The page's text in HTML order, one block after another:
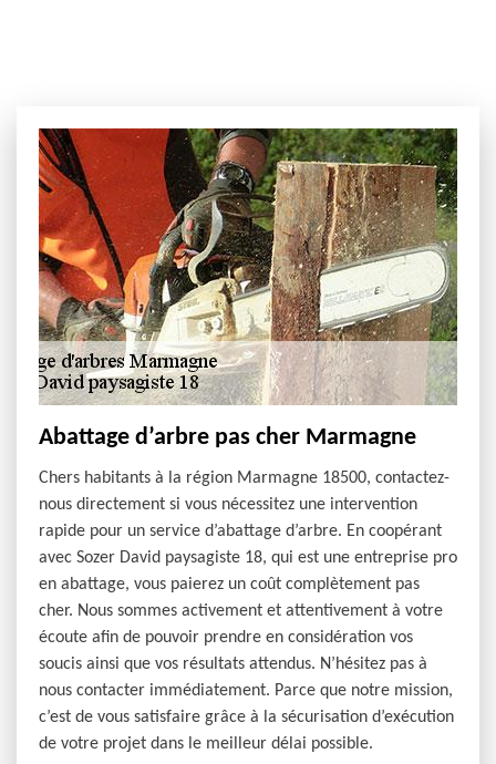
Abattage d’arbre pas cher Marmagne
Chers habitants à la région Marmagne 18500, contactez-
nous directement si vous nécessitez une intervention
rapide pour un service d’abattage d’arbre. En coopérant
avec Sozer David paysagiste 18, qui est une entreprise pro
en abattage, vous paierez un coût complètement pas
cher. Nous sommes activement et attentivement à votre
écoute afin de pouvoir prendre en considération vos
soucis ainsi que vos résultats attendus. N’hésitez pas à
nous contacter immédiatement. Parce que notre mission,
c’est de vous satisfaire grâce à la sécurisation d’exécution
de votre projet dans le meilleur délai possible.